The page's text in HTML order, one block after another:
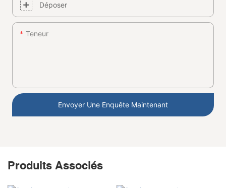
Déposer
Teneur
Envoyer Une Enquête Maintenant
Produits Associés